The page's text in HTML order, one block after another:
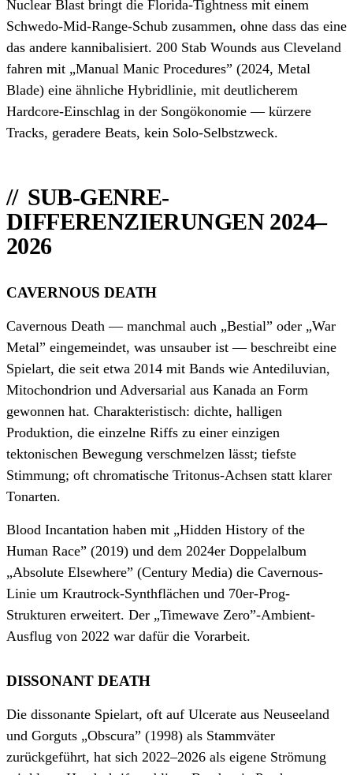
Nuclear Blast bringt die Florida-Tightness mit einem
Schwedo-Mid-Range-Schub zusammen, ohne dass das eine
das andere kannibalisiert. 200 Stab Wounds aus Cleveland
fahren mit „Manual Manic Procedures” (2024, Metal
Blade) eine ähnliche Hybridlinie, mit deutlicherem
Hardcore-Einschlag in der Songökonomie — kürzere
Tracks, geradere Beats, kein Solo-Selbstzweck.
SUB-GENRE-
DIFFERENZIERUNGEN 2024–
2026
CAVERNOUS DEATH
Cavernous Death — manchmal auch „Bestial” oder „War
Metal” eingemeindet, was unsauber ist — beschreibt eine
Spielart, die seit etwa 2014 mit Bands wie Antediluvian,
Mitochondrion und Adversarial aus Kanada an Form
gewonnen hat. Charakteristisch: dichte, halligen
Produktion, die einzelne Riffs zu einer einzigen
tektonischen Bewegung verschmelzen lässt; tiefste
Stimmung; oft chromatische Tritonus-Achsen statt klarer
Tonarten.
Blood Incantation haben mit „Hidden History of the
Human Race” (2019) und dem 2024er Doppelalbum
„Absolute Elsewhere” (Century Media) die Cavernous-
Linie um Krautrock-Synthflächen und 70er-Prog-
Strukturen erweitert. Der „Timewave Zero”-Ambient-
Ausflug von 2022 war dafür die Vorarbeit.
DISSONANT DEATH
Die dissonante Spielart, oft auf Ulcerate aus Neuseeland
und Gorguts „Obscura” (1998) als Stammväter
zurückgeführt, hat sich 2022–2026 als eigene Strömung